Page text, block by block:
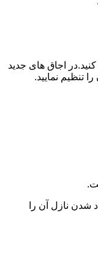
اجاق های جدید
تنظیم نمایید.
شدن نازل آن را